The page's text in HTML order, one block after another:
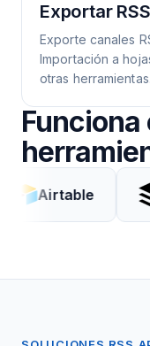
Exportar
Exporte canales
Importación a
otras herramientas.